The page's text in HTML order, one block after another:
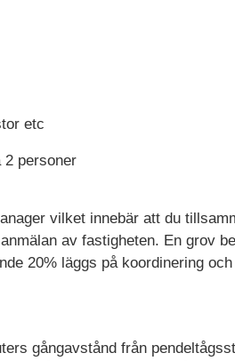
etc
2 personer
vilket innebär att du
av fastigheten. En grov
20% läggs på koordinering
gångavstånd från